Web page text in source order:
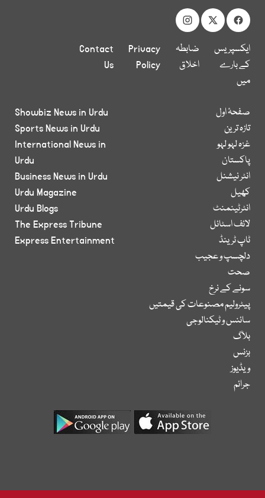
ایکسپریس
کے بارے
میں
ضابطہ
اخلاق
Privacy
Policy
Contact
Us
صفحۂ اول
تازہ ترین
غزہ لہو لہو
پاکستان
انٹر نیشنل
کھیل
انٹرٹینمنٹ
لائف اسٹائل
ٹاپ ٹرینڈ
دلچسپ و عجیب
صحت
سونے کے نرخ
پیٹرولیم مصنوعات کی قیمتیں
سائنس و ٹیکنالوجی
بلاگ
بزنس
ویڈیوز
جرائم
Showbiz News in Urdu
Sports News in Urdu
International News in
Urdu
Business News in Urdu
Urdu Magazine
Urdu Blogs
The Express Tribune
Express Entertainment